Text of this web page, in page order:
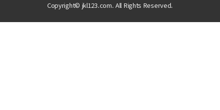
Copyright© jkl123.com. All Rights Reserved.